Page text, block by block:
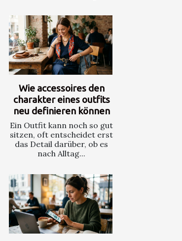
Wie accessoires den
charakter eines outfits
neu definieren können
Ein Outfit kann noch so gut
sitzen, oft entscheidet erst
das Detail darüber, ob es
nach Alltag...